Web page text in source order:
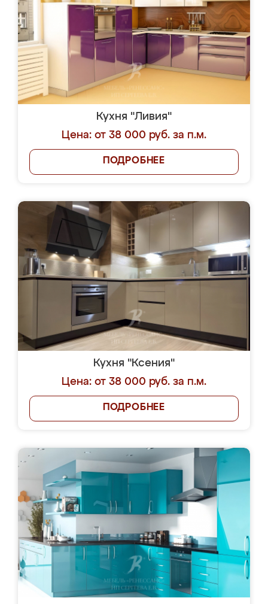
Кухня "Ливия"
Цена: от 38 000 руб. за п.м.
ПОДРОБНЕЕ
Кухня "Ксения"
Цена: от 38 000 руб. за п.м.
ПОДРОБНЕЕ